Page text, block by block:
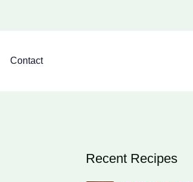
Contact
Recent Recipes